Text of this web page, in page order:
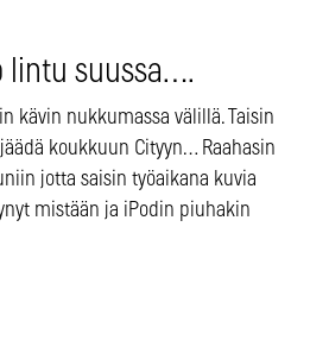
lintu suussa….
kävin nukkumassa välillä. Taisin
koukkuun Cityyn… Raahasin
jotta saisin työaikana kuvia
mistään ja iPodin piuhakin